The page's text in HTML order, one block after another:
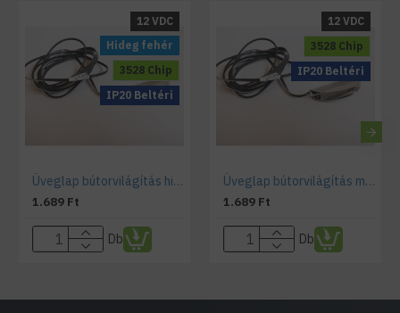
Hideg fehér
3528 Chip
IP20 Beltéri
12 VDC
Üveglap bútorvilágítás hideg fehér
1.689 Ft
Db
3528 Chip
IP20 Beltéri
12 VDC
Üveglap bútorvilágítás meleg fehér
1.689 Ft
Db